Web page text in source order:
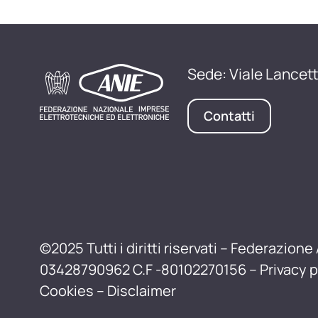
Sede: Viale
Contatti
©2025 Tutti i diritti riservati – Federazione
03428790962 C.F -80102270156 – Privacy
Cookies – Disclaimer